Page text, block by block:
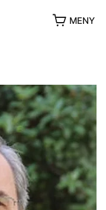
MENY
OCH PATRIK MÖTER